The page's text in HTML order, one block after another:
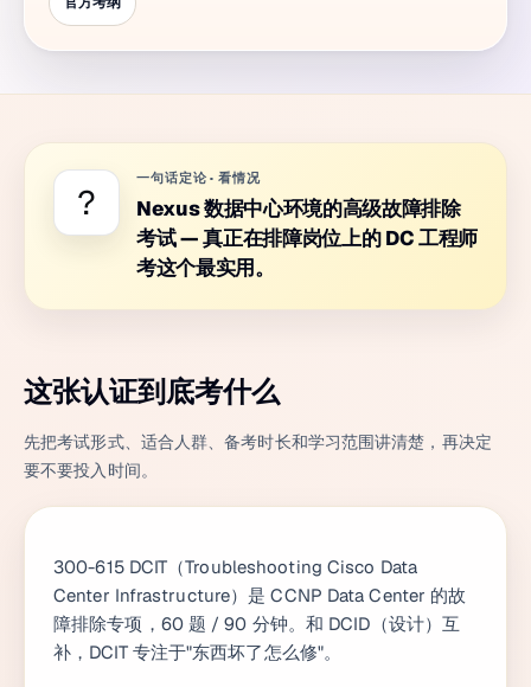
?
一句话定论 · 看情况
Nexus 数据中心环境的高级故障排除
考试 — 真正在排障岗位上的 DC 工程师
考这个最实用。
这张认证到底考什么
先把考试形式、适合人群、备考时长和学习范围讲清楚，再决定
要不要投入时间。
300-615 DCIT（Troubleshooting Cisco Data
Center Infrastructure）是 CCNP Data Center 的故
障排除专项，60 题 / 90 分钟。和 DCID（设计）互
补，DCIT 专注于"东西坏了怎么修"。